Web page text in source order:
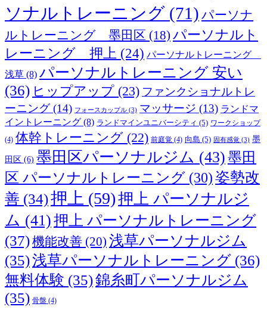
ソナルトレーニング (71) パーソナ
ルトレーニング 墨田区 (18) パーソナルト
レーニング 押上 (24) パーソナルトレーニング
浅草 (8) パーソナルトレーニング 安い
(36) ヒップアップ (23) ファンクショナルトレ
ーニング(14) フォースカップル (3) マッサージ (13) ランドマ
イントレーニング (8) ランドマインユニバーシティ (5) ワークショップ
(4) 体幹トレーニング (22) 前庭覚 (4) 向島 (5) 固有感覚 (3) 墨
田区 (6) 墨田区パーソナルジム (43)墨田
区 パーソナルトレーニング (30)姿勢改
善 (34)押上 (59)押上 パーソナルジ
ム (41)押上 パーソナルトレーニング
(37)機能改善 (20) 浅草パーソナルジム
(35)浅草パーソナルトレーニング (36)
無料体験 (35)錦糸町パーソナルジム
(35) 骨盤 (4)